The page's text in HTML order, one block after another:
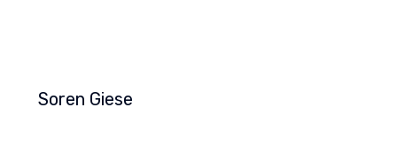
Soren Giese